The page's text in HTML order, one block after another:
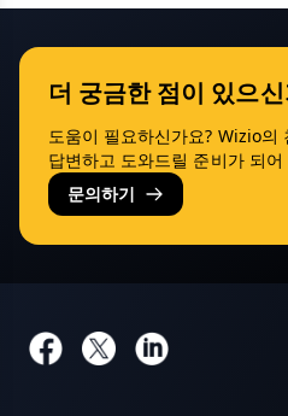
더 궁금한 점이 있으
도움이 필요하신가요? Wizio의
답변하고 도와드릴 준비가 되어
문의하기